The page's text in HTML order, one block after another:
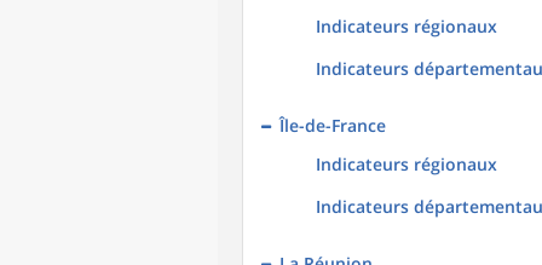
Indicateurs régionaux
Indicateurs
Île-de-France
Indicateurs régionaux
Indicateurs